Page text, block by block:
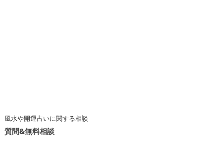
風水や開運占いに関する相談
質問&無料相談